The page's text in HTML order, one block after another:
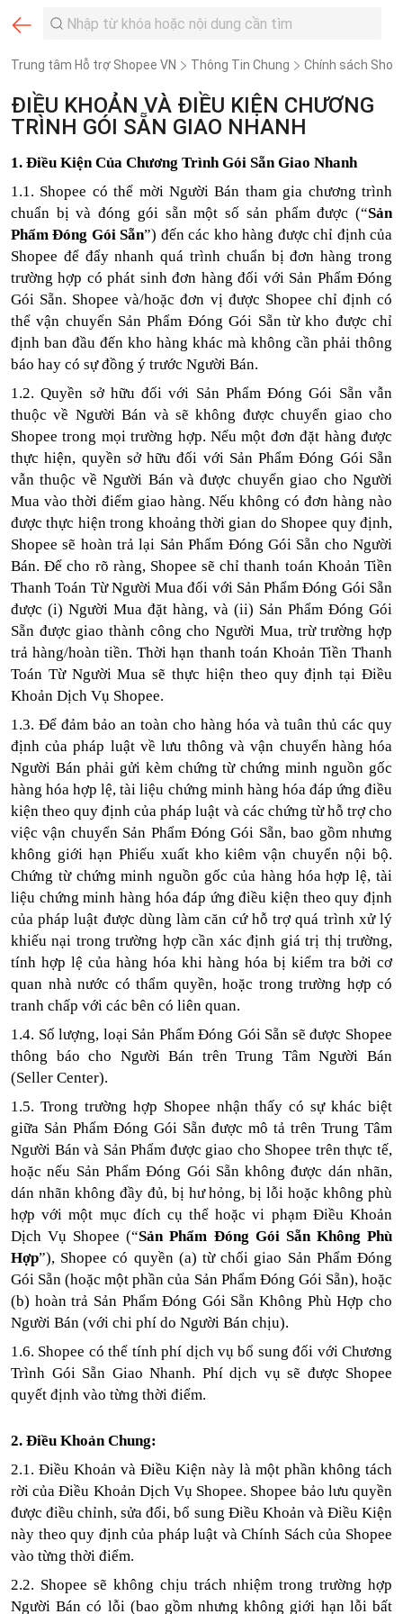
Trung tâm Hỗ trợ Shopee VN Thông Tin Chung Chính sách
ĐIỀU KHOẢN VÀ ĐIỀU KIỆN CHƯƠNG
TRÌNH GÓI SẴN GIAO NHANH
1. Điều Kiện Của Chương Trình Gói Sẵn Giao Nhanh
1.1. Shopee có thể mời Người Bán tham gia chương trình
chuẩn bị và đóng gói sẵn một số sản phẩm được (“Sản
Phẩm Đóng Gói Sẵn”) đến các kho hàng được chỉ định của
Shopee để đẩy nhanh quá trình chuẩn bị đơn hàng trong
trường hợp có phát sinh đơn hàng đối với Sản Phẩm Đóng
Gói Sẵn. Shopee và/hoặc đơn vị được Shopee chỉ định có
thể vận chuyển Sản Phẩm Đóng Gói Sẵn từ kho được chỉ
định ban đầu đến kho hàng khác mà không cần phải thông
báo hay có sự đồng ý trước Người Bán.
1.2. Quyền sở hữu đối với Sản Phẩm Đóng Gói Sẵn vẫn
thuộc về Người Bán và sẽ không được chuyển giao cho
Shopee trong mọi trường hợp. Nếu một đơn đặt hàng được
thực hiện, quyền sở hữu đối với Sản Phẩm Đóng Gói Sẵn
vẫn thuộc về Người Bán và được chuyển giao cho Người
Mua vào thời điểm giao hàng. Nếu không có đơn hàng nào
được thực hiện trong khoảng thời gian do Shopee quy định,
Shopee sẽ hoàn trả lại Sản Phẩm Đóng Gói Sẵn cho Người
Bán. Để cho rõ ràng, Shopee sẽ chỉ thanh toán Khoản Tiền
Thanh Toán Từ Người Mua đối với Sản Phẩm Đóng Gói Sẵn
được (i) Người Mua đặt hàng, và (ii) Sản Phẩm Đóng Gói
Sẵn được giao thành công cho Người Mua, trừ trường hợp
trả hàng/hoàn tiền. Thời hạn thanh toán Khoản Tiền Thanh
Toán Từ Người Mua sẽ thực hiện theo quy định tại Điều
Khoản Dịch Vụ Shopee.
1.3. Để đảm bảo an toàn cho hàng hóa và tuân thủ các quy
định của pháp luật về lưu thông và vận chuyển hàng hóa
Người Bán phải gửi kèm chứng từ chứng minh nguồn gốc
hàng hóa hợp lệ, tài liệu chứng minh hàng hóa đáp ứng điều
kiện theo quy định của pháp luật và các chứng từ hỗ trợ cho
việc vận chuyển Sản Phẩm Đóng Gói Sẵn, bao gồm nhưng
không giới hạn Phiếu xuất kho kiêm vận chuyển nội bộ.
Chứng từ chứng minh nguồn gốc của hàng hóa hợp lệ, tài
liệu chứng minh hàng hóa đáp ứng điều kiện theo quy định
của pháp luật được dùng làm căn cứ hỗ trợ quá trình xử lý
khiếu nại trong trường hợp cần xác định giá trị thị trường,
tính hợp lệ của hàng hóa khi hàng hóa bị kiểm tra bởi cơ
quan nhà nước có thẩm quyền, hoặc trong trường hợp có
tranh chấp với các bên có liên quan.
1.4. Số lượng, loại Sản Phẩm Đóng Gói Sẵn sẽ được Shopee
thông báo cho Người Bán trên Trung Tâm Người Bán
(Seller Center).
1.5. Trong trường hợp Shopee nhận thấy có sự khác biệt
giữa Sản Phẩm Đóng Gói Sẵn được mô tả trên Trung Tâm
Người Bán và Sản Phẩm được giao cho Shopee trên thực tế,
hoặc nếu Sản Phẩm Đóng Gói Sẵn không được dán nhãn,
dán nhãn không đầy đủ, bị hư hỏng, bị lỗi hoặc không phù
hợp với một mục đích cụ thể hoặc vi phạm Điều Khoản
Dịch Vụ Shopee (“Sản Phẩm Đóng Gói Sẵn Không Phù
Hợp”), Shopee có quyền (a) từ chối giao Sản Phẩm Đóng
Gói Sẵn (hoặc một phần của Sản Phẩm Đóng Gói Sẵn), hoặc
(b) hoàn trả Sản Phẩm Đóng Gói Sẵn Không Phù Hợp cho
Người Bán (với chi phí do Người Bán chịu).
1.6. Shopee có thể tính phí dịch vụ bổ sung đối với Chương
Trình Gói Sẵn Giao Nhanh. Phí dịch vụ sẽ được Shopee
quyết định vào từng thời điểm.
2. Điều Khoản Chung:
2.1. Điều Khoản và Điều Kiện này là một phần không tách
rời của Điều Khoản Dịch Vụ Shopee. Shopee bảo lưu quyền
được điều chỉnh, sửa đổi, bổ sung Điều Khoản và Điều Kiện
này theo quy định của pháp luật và Chính Sách của Shopee
vào từng thời điểm.
2.2. Shopee sẽ không chịu trách nhiệm trong trường hợp
Người Bán có lỗi (bao gồm nhưng không giới hạn lỗi bất